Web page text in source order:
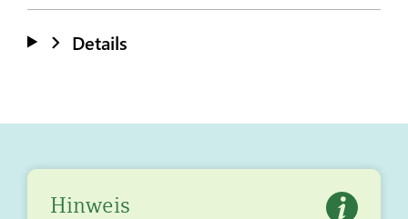
Details
Hinweis